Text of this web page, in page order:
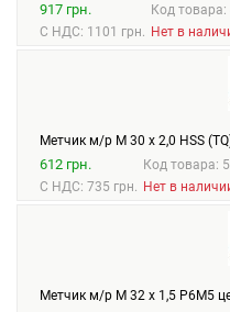
917 грн.
С НДС: 1101 грн.
Код товара:
Нет в
Метчик м/р М 30 х 2,0 HSS
612 грн.
С НДС: 735 грн.
Код товара:
Нет в
Метчик м/р М 32 х 1,5 Р6М5